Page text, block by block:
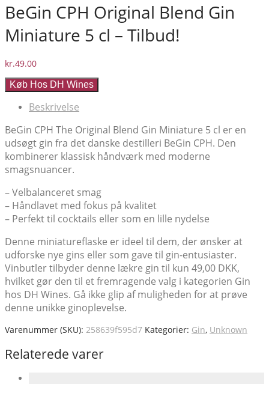
BeGin CPH Original Blend Gin
Miniature 5 cl – Tilbud!
kr.49.00
Køb Hos DH Wines
Beskrivelse
BeGin CPH The Original Blend Gin Miniature 5 cl er en
udsøgt gin fra det danske destilleri BeGin CPH. Den
kombinerer klassisk håndværk med moderne
smagsnuancer.
– Velbalanceret smag
– Håndlavet med fokus på kvalitet
– Perfekt til cocktails eller som en lille nydelse
Denne miniatureflaske er ideel til dem, der ønsker at
udforske nye gins eller som gave til gin-entusiaster.
Vinbutler tilbyder denne lækre gin til kun 49,00 DKK,
hvilket gør den til et fremragende valg i kategorien Gin
hos DH Wines. Gå ikke glip af muligheden for at prøve
denne unikke ginoplevelse.
Varenummer (SKU): 258639f595d7 Kategorier: Gin, Unknown
Relaterede varer